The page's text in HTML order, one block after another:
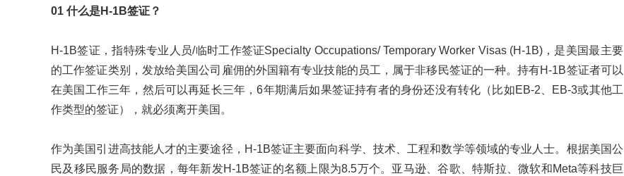
01 什么是H-1B签证？
H-1B签证，指特殊专业人员/临时工作签证Specialty Occupations/ Temporary Worker Visas (H-1B)，是美国最主要
的工作签证类别，发放给美国公司雇佣的外国籍有专业技能的员工，属于非移民签证的一种。持有H-1B签证者可以
在美国工作三年，然后可以再延长三年，6年期满后如果签证持有者的身份还没有转化（比如EB-2、EB-3或其他工
作类型的签证），就必须离开美国。
作为美国引进高技能人才的主要途径，H-1B签证主要面向科学、技术、工程和数学等领域的专业人士。根据美国公
民及移民服务局的数据，每年新发H-1B签证的名额上限为8.5万个。亚马逊、谷歌、特斯拉、微软和Meta等科技巨